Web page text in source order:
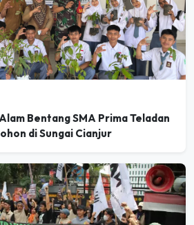
Bentang SMA Prima Teladan
di Sungai Cianjur